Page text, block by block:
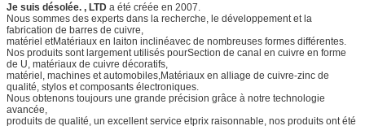
Je suis désolée. , LTD a été créée en 2007.
Nous sommes des experts dans la recherche, le développement et la
fabrication de barres de cuivre,
matériel etMatériaux en laiton inclinéavec de nombreuses formes différentes.
Nos produits sont largement utilisés pourSection de canal en cuivre en forme
de U , matériaux de cuivre décoratifs,
matériel, machines et automobiles, Matériaux en alliage de cuivre-zinc de
qualité , stylos et composants électroniques.
Nous obtenons toujours une grande précision grâce à notre technologie
avancée,
produits de qualité, un excellent service etprix raisonnable, nos produits ont été